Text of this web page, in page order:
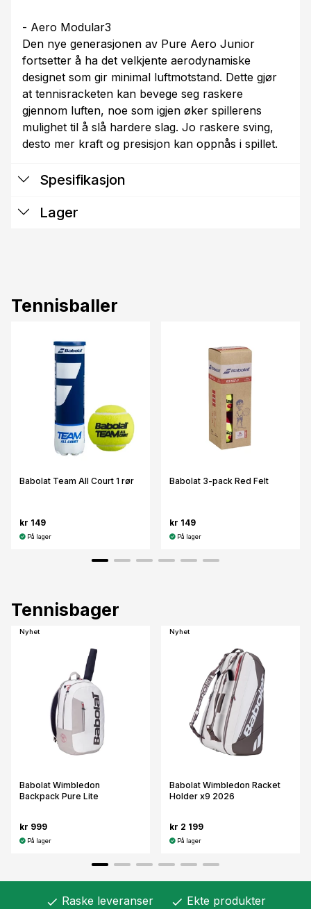
- Aero Modular3
Den nye generasjonen av Pure Aero Junior
fortsetter å ha det velkjente aerodynamiske
designet som gir minimal luftmotstand. Dette gjør
at tennisracketen kan bevege seg raskere
gjennom luften, noe som igjen øker spillerens
mulighet til å slå hardere slag. Jo raskere sving,
desto mer kraft og presisjon kan oppnås i spillet.
Spesifikasjon
Lager
Tennisballer
Babolat Team All Court 1 rør
kr 149
På lager
Babolat 3-pack Red Felt
kr 149
På lager
Tennisbager
Nyhet
Babolat Wimbledon
Backpack Pure Lite
kr 999
På lager
Nyhet
Babolat Wimbledon Racket
Holder x9 2026
kr 2 199
På lager
check Raske leveranser check Ekte produkter